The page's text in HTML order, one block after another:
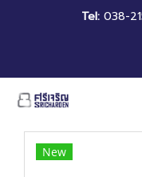
Tel:038-
New